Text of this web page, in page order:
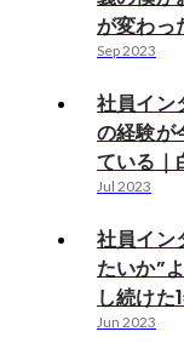
が変わっ
Sep 2023
社員イン
の経験が
ている｜
Jul 2023
社員イン
たいか”
し続けた
Jun 2023